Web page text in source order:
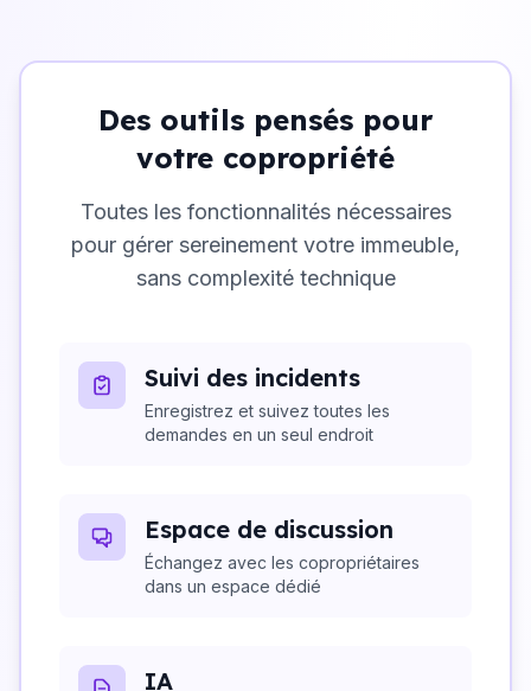
Des outils pensés pour
votre copropriété
Toutes les fonctionnalités nécessaires
pour gérer sereinement votre immeuble,
sans complexité technique
Suivi des incidents
Enregistrez et suivez toutes les
demandes en un seul endroit
Espace de discussion
Échangez avec les copropriétaires
dans un espace dédié
IA